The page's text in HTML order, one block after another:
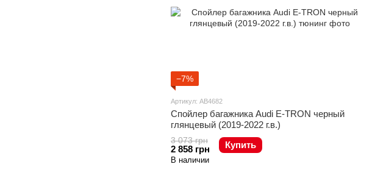
−7%
Артикул: AB4682
Спойлер багажника Audi E-TRON черный
глянцевый (2019-2022 г.в.)
3 073 грн
2 858 грн Купить
В наличии